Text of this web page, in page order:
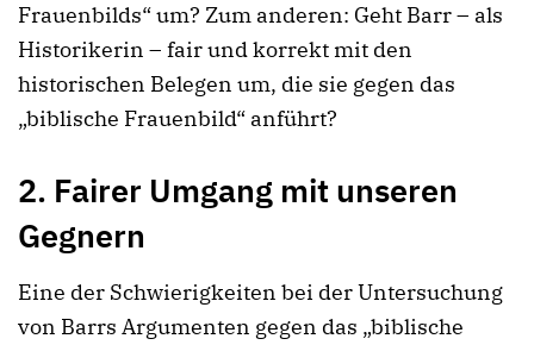
Frauenbilds“ um? Zum anderen: Geht Barr – als
Historikerin – fair und korrekt mit den
historischen Belegen um, die sie gegen das
„biblische Frauenbild“ anführt?
2. Fairer Umgang mit unseren
Gegnern
Eine der Schwierigkeiten bei der Untersuchung
von Barrs Argumenten gegen das „biblische